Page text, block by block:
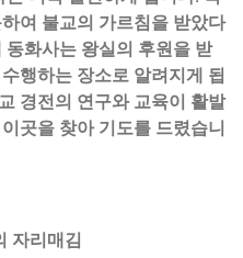
여 불교의 가르침을 받았다
화사는 왕실의 후원을 받
행하는 장소로 알려지게 됩
경전의 연구와 교육이 활발
곳을 찾아 기도를 드렸습니
자리매김